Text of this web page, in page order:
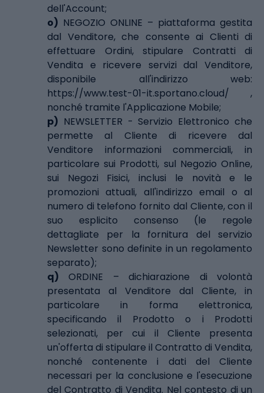
dell'Account;
o) NEGOZIO ONLINE – piattaforma gestita
dal Venditore, che consente ai Clienti di
effettuare Ordini, stipulare Contratti di
Vendita e ricevere servizi dal Venditore,
disponibile all'indirizzo web:
https://www.test-01-it.sportano.cloud/ ,
nonché tramite l'Applicazione Mobile;
p) NEWSLETTER - Servizio Elettronico che
permette al Cliente di ricevere dal
Venditore informazioni commerciali, in
particolare sui Prodotti, sul Negozio Online,
sui Negozi Fisici, inclusi le novità e le
promozioni attuali, all'indirizzo email o al
numero di telefono fornito dal Cliente, con il
suo esplicito consenso (le regole
dettagliate per la fornitura del servizio
Newsletter sono definite in un regolamento
separato);
q) ORDINE – dichiarazione di volontà
presentata al Venditore dal Cliente, in
particolare in forma elettronica,
specificando il Prodotto o i Prodotti
selezionati, per cui il Cliente presenta
un'offerta di stipulare il Contratto di Vendita,
nonché contenente i dati del Cliente
necessari per la conclusione e l'esecuzione
del Contratto di Vendita. Nel contesto di un